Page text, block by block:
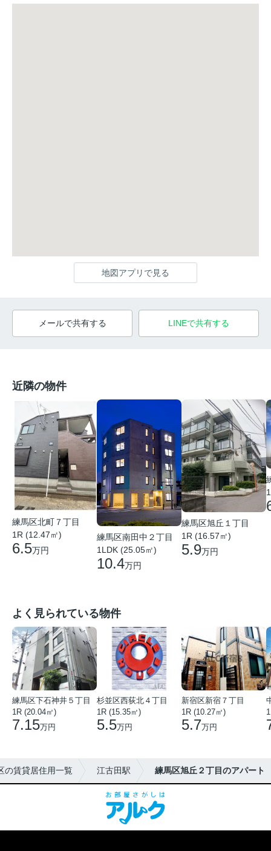
地図アプリで見る
メールで共有する LINEで共有する
近隣の物件
練馬区北町７丁目
1R (12.47㎡)
6.5万円
練馬区南田中２丁目
1LDK (25.05㎡)
10.4万円
練馬区旭丘１丁目
1R (16.57㎡)
5.9万円
よく見られている物件
練馬区下石神井５丁目
1R (20.04㎡)
7.15万円
杉並区西荻北４丁目
1R (15.35㎡)
5.5万円
新宿区新宿７丁目
1R (10.27㎡)
5.7万円
の賃貸居住用一覧 江古田駅 練馬区旭丘２丁目のアパート